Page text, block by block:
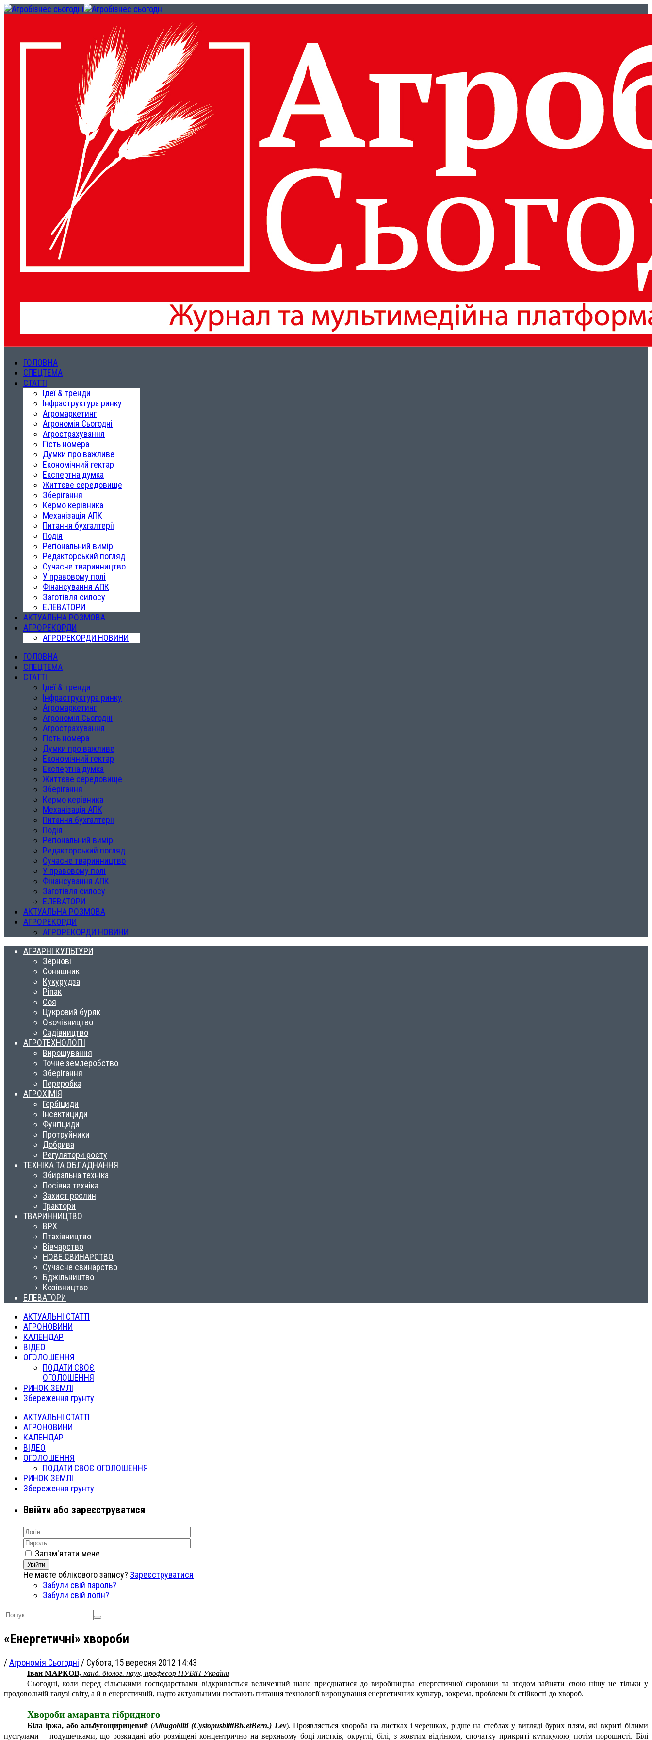
ГОЛОВНА
СПЕЦТЕМА
СТАТТІ
Ідеї & тренди
Інфраструктура ринку
Агромаркетинг
Агрономія Сьогодні
Агрострахування
Гість номера
Думки про важливе
Економічний гектар
Експертна думка
Життєве середовище
Зберігання
Кермо керівника
Механізація АПК
Питання бухгалтерії
Подія
Регіональний вимір
Редакторський погляд
Сучасне тваринництво
У правовому полі
Фінансування АПК
Заготівля силосу
ЕЛЕВАТОРИ
АКТУАЛЬНА РОЗМОВА
АГРОРЕКОРДИ
АГРОРЕКОРДИ НОВИНИ
ГОЛОВНА
СПЕЦТЕМА
СТАТТІ
Ідеї & тренди
Інфраструктура ринку
Агромаркетинг
Агрономія Сьогодні
Агрострахування
Гість номера
Думки про важливе
Економічний гектар
Експертна думка
Життєве середовище
Зберігання
Кермо керівника
Механізація АПК
Питання бухгалтерії
Подія
Регіональний вимір
Редакторський погляд
Сучасне тваринництво
У правовому полі
Фінансування АПК
Заготівля силосу
ЕЛЕВАТОРИ
АКТУАЛЬНА РОЗМОВА
АГРОРЕКОРДИ
АГРОРЕКОРДИ НОВИНИ
АГРАРНІ КУЛЬТУРИ
Зернові
Соняшник
Кукурудза
Ріпак
Соя
Цукровий буряк
Овочівництво
Садівництво
АГРОТЕХНОЛОГІЇ
Вирощування
Точне землеробство
Зберігання
Переробка
АГРОХІМІЯ
Гербіциди
Інсектициди
Фунгіциди
Протруйники
Добрива
Регулятори росту
ТЕХНІКА ТА ОБЛАДНАННЯ
Збиральна техніка
Посівна техніка
Захист рослин
Трактори
ТВАРИННИЦТВО
ВРХ
Птахівництво
Вівчарство
НОВЕ СВИНАРСТВО
Сучасне свинарство
Бджільництво
Козівництво
ЕЛЕВАТОРИ
АКТУАЛЬНІ СТАТТІ
АГРОНОВИНИ
КАЛЕНДАР
ВІДЕО
ОГОЛОШЕННЯ
ПОДАТИ СВОЄ
ОГОЛОШЕННЯ
РИНОК ЗЕМЛІ
Збереження грунту
АКТУАЛЬНІ СТАТТІ
АГРОНОВИНИ
КАЛЕНДАР
ВІДЕО
ОГОЛОШЕННЯ
ПОДАТИ СВОЄ ОГОЛОШЕННЯ
РИНОК ЗЕМЛІ
Збереження грунту
Ввійти або зареєструватися
Запам'ятати мене
Увійти
Не маєте облікового запису? Зареєструватися
Забули свій пароль?
Забули свій логін?
«Енергетичні» хвороби
/ Агрономія Сьогодні / Субота, 15 вересня 2012 14:43
Іван МАРКОВ, канд. біолог. наук, професор НУБіП України
Сьогодні, коли перед сільськими господарствами відкривається величезний шанс приєднатися до виробництва енергетичної сировини та згодом зайняти свою нішу не тільки у
продовольчій галузі світу, а й в енергетичній, надто актуальними постають питання технології вирощування енергетичних культур, зокрема, проблеми їх стійкості до хвороб.
Хвороби амаранта гібридного
Біла іржа, або альбугощирицевий (Albugobliti(CystopusblitiBiv.etBern.) Lev). Проявляється хвороба на листках і черешках, рідше на стеблах у вигляді бурих плям, які вкриті білими
пустулами – подушечками, що розкидані або розміщені концентрично на верхньому боці листків, округлі, білі, з жовтим відтінком, спочатку прикриті кутикулою, потім порошисті. Білі